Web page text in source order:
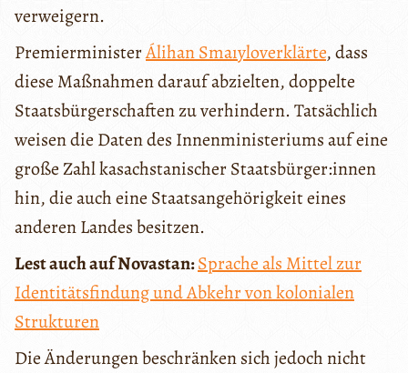
verweigern.
PremierministerÁlihan Smaıyloverklärte, dass
diese Maßnahmen darauf abzielten, doppelte
Staatsbürgerschaften zu verhindern. Tatsächlich
weisen die Daten des Innenministeriums auf eine
große Zahl kasachstanischer Staatsbürger:innen
hin, die auch eine Staatsangehörigkeit eines
anderen Landes besitzen.
Lest auch auf Novastan:Sprache als Mittel zur
Identitätsfindung und Abkehr von kolonialen
Strukturen
Die Änderungen beschränken sich jedoch nicht